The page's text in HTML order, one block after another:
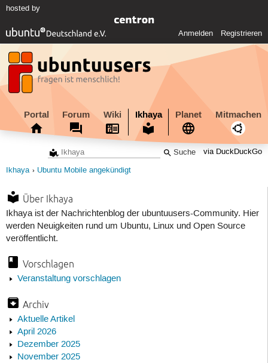
hosted by
Anmelden Registrieren
Portal Forum Wiki Ikhaya Planet Mitmachen
via DuckDuckGo
Ikhaya Ubuntu Mobile angekündigt
Über Ikhaya
Ikhaya ist der Nachrichtenblog der ubuntuusers-Community. Hier
werden Neuigkeiten rund um Ubuntu, Linux und Open Source
veröffentlicht.
Vorschlagen
Veranstaltung vorschlagen
Archiv
Aktuelle Artikel
April 2026
Dezember 2025
November 2025